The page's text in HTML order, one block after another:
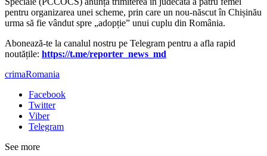
pentru organizarea unei scheme, prin care un nou-născut în Chișinău
urma să fie vândut spre „adopție” unui cuplu din România.
Abonează-te la canalul nostru pe Telegram pentru a afla rapid
noutățile: https://t.me/reporter_news_md
crimaRomania
Facebook
Twitter
Viber
Telegram
See more